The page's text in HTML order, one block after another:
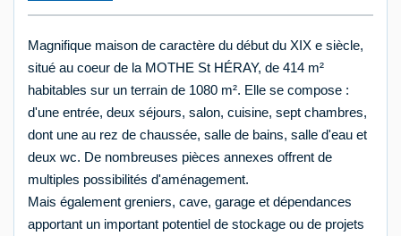
Magnifique maison de caractère du début du XIX e siècle,
situé au coeur de la MOTHE St HÉRAY, de 414 m²
habitables sur un terrain de 1080 m². Elle se compose :
d'une entrée, deux séjours, salon, cuisine, sept chambres,
dont une au rez de chaussée, salle de bains, salle d'eau et
deux wc. De nombreuses pièces annexes offrent de
multiples possibilités d'aménagement.
Mais également greniers, cave, garage et dépendances
apportant un important potentiel de stockage ou de projets